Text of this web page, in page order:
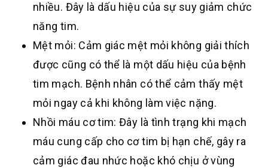
nhiều. Đây là dấu hiệu của sự suy giảm chức
năng tim.
Mệt mỏi: Cảm giác mệt mỏi không giải thích
được cũng có thể là một dấu hiệu của bệnh
tim mạch. Bệnh nhân có thể cảm thấy mệt
mỏi ngay cả khi không làm việc nặng.
Nhồi máu cơ tim: Đây là tình trạng khi mạch
máu cung cấp cho cơ tim bị hạn chế, gây ra
cảm giác đau nhức hoặc khó chịu ở vùng